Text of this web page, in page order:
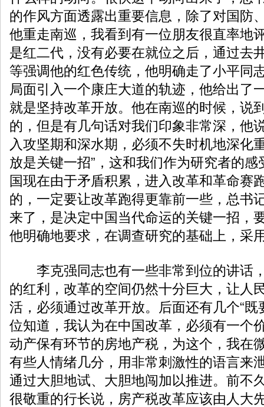
的作风方面透露出重要信息，除了对国防
他重走南巡，我看到有一位朋友很直率地
是红二代，没有必要在就位之后，通过去
等强调他的红色传统，他明确走了小平同
局面引入一个康庄大道的轨迹，他给出了
就是坚持改革开放。他在南巡的时候，说
的，但是有几句话对我们印象非常深，他
入攻坚期和深水期，必须不失时机地深化
放是关键一招”，这和我们作为研究者的
国现在由于矛盾积累，进入改革和革命赛
的，一定要让改革跑得更靠前一些，总书
来了，是决定中国当代命运的关键一招，
他明确地要求，在调查研究的基础上，采
李克强同志也有一些非常到位的讲话
的红利，改革的空间仍然十分巨大，让人
活，必须通过改革开放。后面还有几个“既
位知道，我认为在中国改革，必须有一个
动产保有环节的房地产税，为这个，我在
有些人情绪几分，用非常刺激性的语言来
通过大胆地试、大胆地闯加以推进。前不
很敬重的行长说，房产税改革应该由人大